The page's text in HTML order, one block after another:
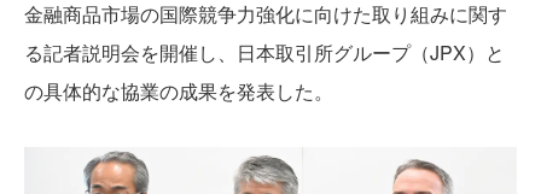
金融商品市場の国際競争力強化に向けた取り組みに関す
る記者説明会を開催し、日本取引所グループ（JPX）と
の具体的な協業の成果を発表した。